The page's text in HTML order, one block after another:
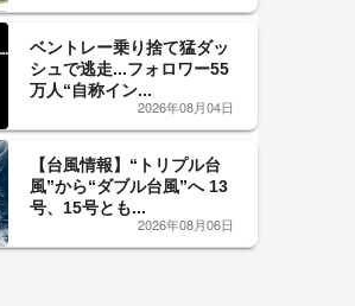
ベントレー乗り捨て猛ダッ
シュで逃走...フォロワー55
万人“自称イン...
2026年08月04日
【台風情報】“トリプル台
風”から“ダブル台風”へ 13
号、15号とも...
2026年08月06日